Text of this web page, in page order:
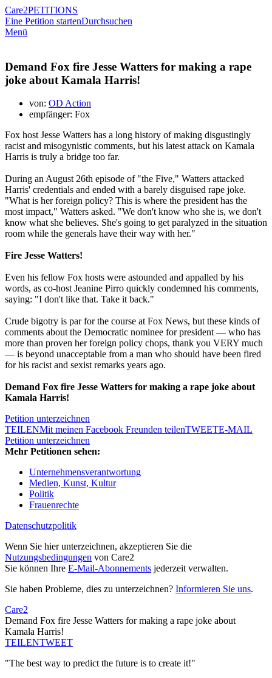
Care2PETITIONS
Eine Petition startenDurchsuchen
Menü
Demand Fox fire Jesse Watters for making a rape
joke about Kamala Harris!
von: OD Action
empfänger: Fox
Fox host Jesse Watters has a long history of making disgustingly
racist and misogynistic comments, but his latest attack on Kamala
Harris is truly a bridge too far.
During an August 26th episode of "the Five," Watters attacked
Harris' credentials and ended with a barely disguised rape joke.
"What is her foreign policy? This is where the president has the
most impact," Watters asked. "We don't know who she is, we don't
know what she believes. She's going to get paralyzed in the situation
room while the generals have their way with her."
Fire Jesse Watters!
Even his fellow Fox hosts were astounded and appalled by his
words, as co-host Jeanine Pirro quickly condemned his comments,
saying: "I don't like that. Take it back."
Crude bigotry is par for the course at Fox News, but these kinds of
comments about the Democratic nominee for president — who has
more than proven her foreign policy chops, thank you VERY much
— is beyond unacceptable from a man who should have been fired
for his racist and sexist remarks years ago.
Demand Fox fire Jesse Watters for making a rape joke about
Kamala Harris!
Petition unterzeichnen
TEILENMit meinen Facebook Freunden teilenTWEETE-MAIL
Petition unterzeichnen
Mehr Petitionen sehen:
Unternehmensverantwortung
Medien, Kunst, Kultur
Politik
Frauenrechte
Datenschutzpolitik
Wenn Sie hier unterzeichnen, akzeptieren Sie die
Nutzungsbedingungen von Care2
Sie können Ihre E-Mail-Abonnements jederzeit verwalten.
Sie haben Probleme, dies zu unterzeichnen? Informieren Sie uns.
Care2
Demand Fox fire Jesse Watters for making a rape joke about
Kamala Harris!
TEILENTWEET
"The best way to predict the future is to create it!"